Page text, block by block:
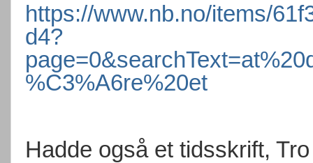
https://www.nb.no/items/
d4?
%C3%A6re%20et
Hadde også et tidsskrift,